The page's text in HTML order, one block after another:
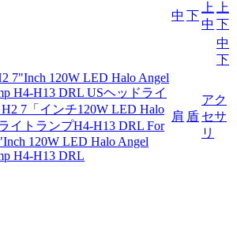
中 下
上
中
上
下
中
下
7"Inch 120W LED Halo Angel
H4-H13 DRL USヘッドライ
7「インチ120W LED Halo
イトランプH4-H13 DRL For
120W LED Halo Angel
H4-H13 DRL
肩 盾
アク
セサ
リ